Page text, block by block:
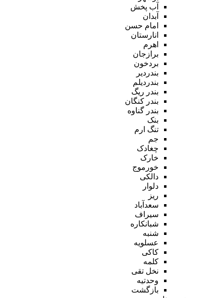
آب پخش
آبدان
امام حسن
انارستان
اهرم
برازجان
بردخون
بندردیر
بندردیلم
بندر ریگ
بندر کنگان
بندر گناوه
بنک
تنگ ارم
جم
چغادک
خارک
خورموج
دالکی
دلوار
ریز
سعدآباد
سیراف
شبانکاره
شنبه
عسلویه
کاکی
کلمه
نخل تقی
وحدتیه
بازگشت